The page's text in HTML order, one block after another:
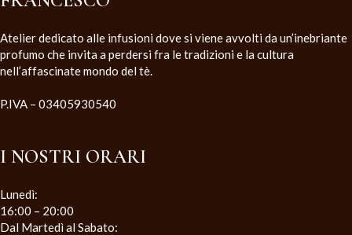
Atelier dedicato alle infusioni dove si viene avvolti da un’inebriante
profumo che invita a perdersi fra le tradizioni e la cultura
nell’affascinate mondo del tè.
P.IVA – 03405930540
I NOSTRI ORARI
Lunedì:
16:00 – 20:00
Dal Martedì al Sabato: